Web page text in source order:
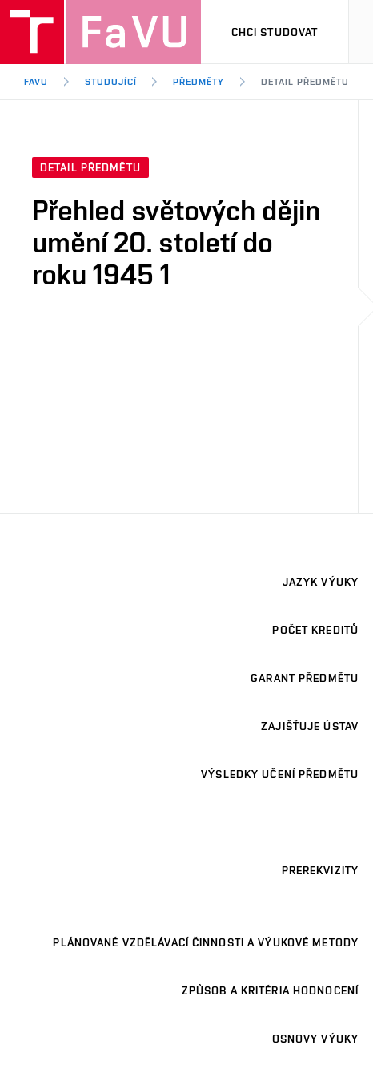
CHCI STUDOVAT
FAVU STUDUJÍCÍ PŘEDMĚTY DETAIL PŘEDMĚTU
DETAIL PŘEDMĚTU
Přehled světových dějin
umění 20. století do
roku 1945 1
JAZYK VÝUKY
POČET KREDITŮ
GARANT PŘEDMĚTU
ZAJIŠŤUJE ÚSTAV
VÝSLEDKY UČENÍ PŘEDMĚTU
PREREKVIZITY
PLÁNOVANÉ VZDĚLÁVACÍ ČINNOSTI A VÝUKOVÉ METODY
ZPŮSOB A KRITÉRIA HODNOCENÍ
OSNOVY VÝUKY